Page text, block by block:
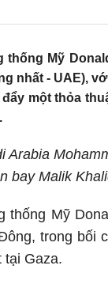
thống Mỹ
nhất - UAE),
một thỏa
Arabia
bay Malik
thống Mỹ
trong bối
tại Gaza.